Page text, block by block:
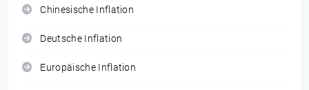
Chinesische Inflation
Deutsche Inflation
Europäische Inflation